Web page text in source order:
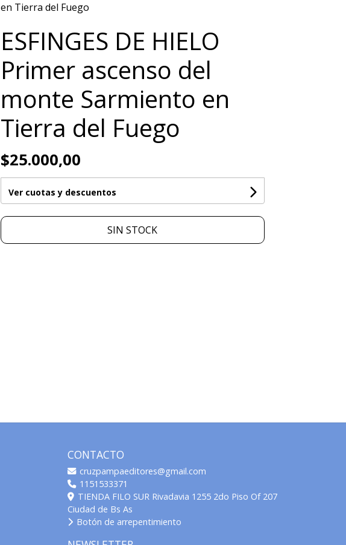
en Tierra del Fuego
ESFINGES DE HIELO
Primer ascenso del
monte Sarmiento en
Tierra del Fuego
$25.000,00
Ver cuotas y descuentos
SIN STOCK
CONTACTO
cruzpampaeditores@gmail.com
1151533371
TIENDA FILO SUR Rivadavia 1255 2do Piso Of 207
Ciudad de Bs As
Botón de arrepentimiento